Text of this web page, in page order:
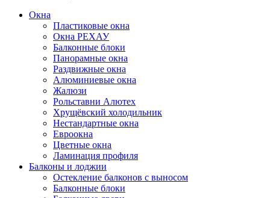
Окна
Пластиковые окна
Окна РЕХАУ
Балконные блоки
Панорамные окна
Раздвижные окна
Алюминиевые окна
Жалюзи
Рольставни Алютех
Хрущёвский холодильник
Нестандартные окна
Евроокна
Цветные окна
Ламинация профиля
Балконы и лоджии
Остекление балконов с выносом
Балконные блоки